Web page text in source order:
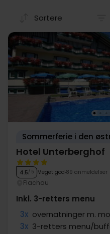
Sortere
Sommerferie i den
Hotel Unterberghof
4.5/ 5 Meget god 89 anmeldelser
Flachau
Inkl. 3-retters menu
3x overnatninger m.
3x 3-retters menu/